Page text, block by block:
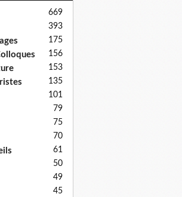
669
393
175
156
153
135
101
79
75
70
61
50
49
45